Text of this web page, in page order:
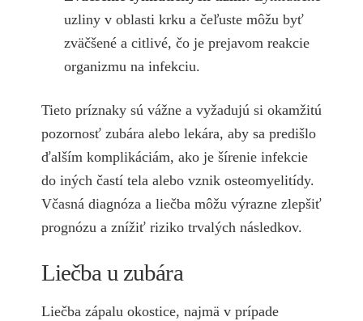
uzliny v oblasti krku a čeľuste môžu byť
zväčšené a citlivé, čo je prejavom reakcie
organizmu na infekciu.
Tieto príznaky sú vážne a vyžadujú si okamžitú
pozornosť zubára alebo lekára, aby sa predišlo
ďalším komplikáciám, ako je šírenie infekcie
do iných častí tela alebo vznik osteomyelitídy.
Včasná diagnóza a liečba môžu výrazne zlepšiť
prognózu a znížiť riziko trvalých následkov.
Liečba u zubára
Liečba zápalu okostice, najmä v prípade